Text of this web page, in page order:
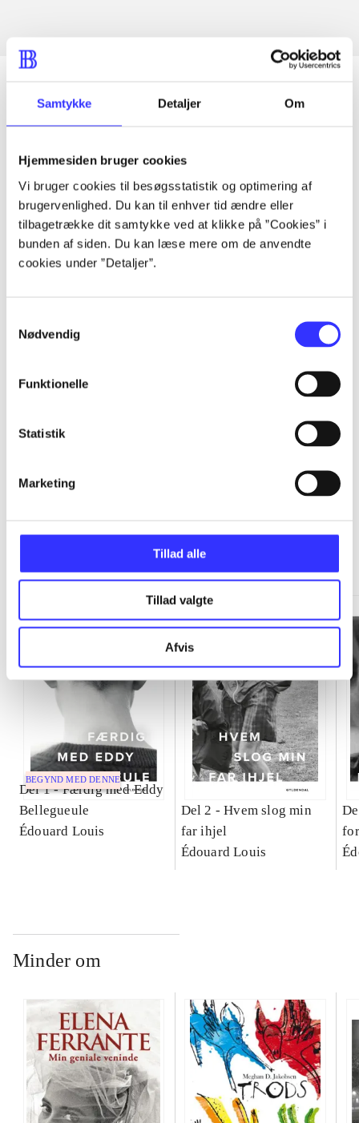
Samtykke Detaljer Om
Hjemmesiden bruger cookies
Vi bruger cookies til besøgsstatistik og optimering af
brugervenlighed. Du kan til enhver tid ændre eller
tilbagetrække dit samtykke ved at klikke på ”Cookies” i
bunden af siden. Du kan læse mere om de anvendte
cookies under ”Detaljer”.
Nødvendig
Funktionelle
Statistik
Marketing
Tillad alle
Tillad valgte
Afvis
Alle registrerede artikler fordelt på udgivelser
...
Eddy Bellegueule
BEGYND MED DENNE
Del 1 -Færdig med Eddy
Bellegueule
Édouard Louis
Del 2 -Hvem slog min
far ihjel
Édouard Louis
Minder om